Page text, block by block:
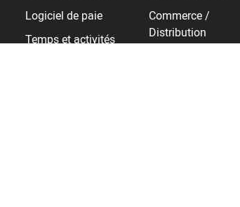
Logiciel de paie
Temps et activités
Commerce /
Distribution